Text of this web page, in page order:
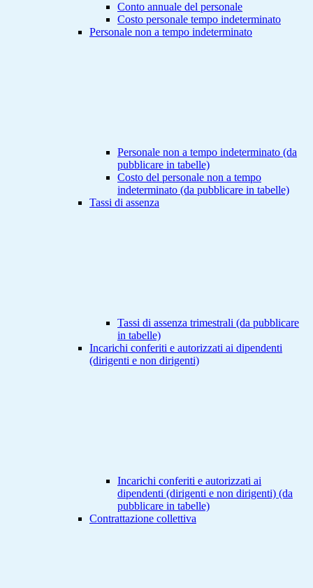
Conto annuale del personale
Costo personale tempo indeterminato
Personale non a tempo indeterminato
Personale non a tempo indeterminato (da
pubblicare in tabelle)
Costo del personale non a tempo
indeterminato (da pubblicare in tabelle)
Tassi di assenza
Tassi di assenza trimestrali (da pubblicare
in tabelle)
Incarichi conferiti e autorizzati ai dipendenti
(dirigenti e non dirigenti)
Incarichi conferiti e autorizzati ai
dipendenti (dirigenti e non dirigenti) (da
pubblicare in tabelle)
Contrattazione collettiva